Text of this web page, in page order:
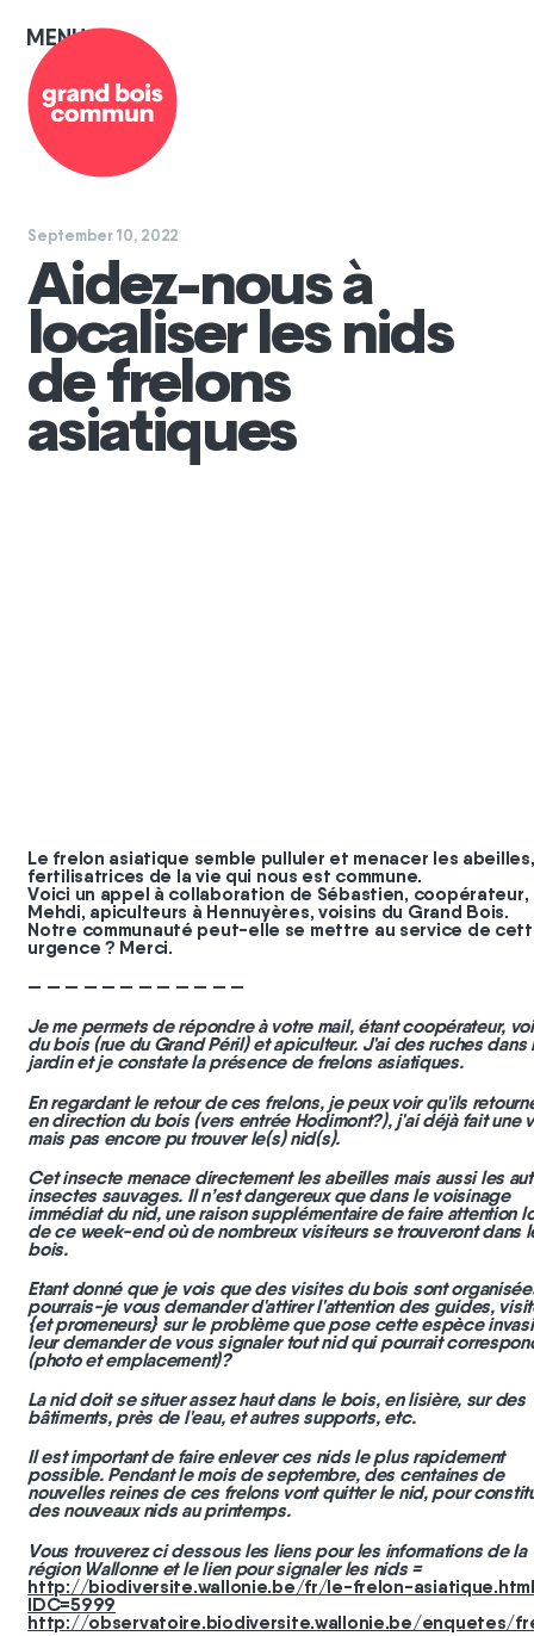
MENU ≡
September 10, 2022
Aidez-nous à
localiser les nids
de frelons
asiatiques
Le frelon asiatique semble pulluler et menacer les abeilles,
fertilisatrices de la vie qui nous est commune.
Voici un appel à collaboration de Sébastien,
Mehdi, apiculteurs à Hennuyères, voisins du Grand Bois.
Notre communauté peut-elle se mettre au service de
urgence ? Merci.
— — — — — — — — — — — —
Je me permets de répondre à votre mail, étant coopérateur,
du bois (rue du Grand Péril) et apiculteur. J'ai des ruches dans
jardin et je constate la présence de frelons asiatiques.
En regardant le retour de ces frelons, je peux voir qu'ils
en direction du bois (vers entrée Hodimont?), j'ai déjà fait une
mais pas encore pu trouver le(s) nid(s).
Cet insecte menace directement les abeilles mais aussi les
insectes sauvages. Il n’est dangereux que dans le voisinage
immédiat du nid, une raison supplémentaire de faire attention
de ce week-end où de nombreux visiteurs se trouveront dans
bois.
Etant donné que je vois que des visites du bois sont
pourrais-je vous demander d'attirer l'attention des guides,
{et promeneurs} sur le problème que pose cette espèce
leur demander de vous signaler tout nid qui pourrait
(photo et emplacement)?
La nid doit se situer assez haut dans le bois, en lisière, sur des
bâtiments, près de l'eau, et autres supports, etc.
Il est important de faire enlever ces nids le plus rapidement
possible. Pendant le mois de septembre, des centaines de
nouvelles reines de ces frelons vont quitter le nid, pour
des nouveaux nids au printemps.
Vous trouverez ci dessous les liens pour les informations de la
région Wallonne et le lien pour signaler les nids =
http://biodiversite.wallonie.be/fr/le-frelon-
IDC=5999
http://observatoire.biodiversite.wallonie.be/enquetes/